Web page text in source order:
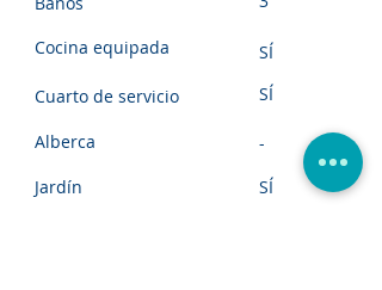
Cocina equipada
SÍ
Cuarto de servicio
SÍ
Alberca
-
Jardín
SÍ